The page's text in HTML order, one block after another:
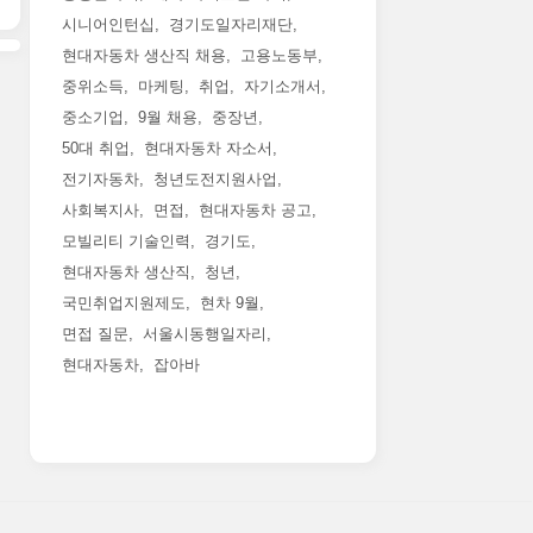
시니어인턴십
경기도일자리재단
현대자동차 생산직 채용
고용노동부
중위소득
마케팅 취업
자기소개서
중소기업
9월 채용
중장년
50대 취업
현대자동차 자소서
전기자동차
청년도전지원사업
사회복지사
면접
현대자동차 공고
모빌리티 기술인력
경기도
현대자동차 생산직
청년
국민취업지원제도
현차 9월
면접 질문
서울시동행일자리
현대자동차
잡아바